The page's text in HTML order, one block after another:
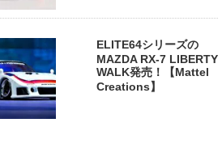
ELITE64シリーズの
MAZDA RX-7 LIBERTY
WALK発売！【Mattel
Creations】